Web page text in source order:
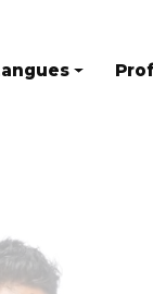
Allemand